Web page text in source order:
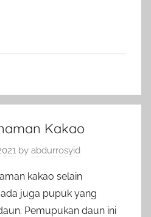
Kakao
by abdurrosyid
kakao selain
juga pupuk yang
Pemupukan daun ini